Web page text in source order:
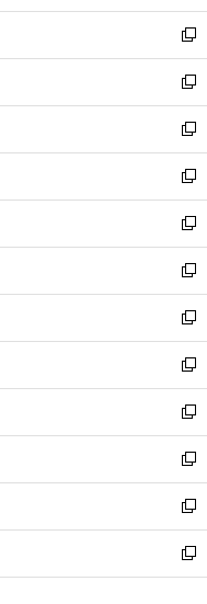
開
く
ウ
で
開
く
ン
ド
ウ
で
開
く
新
し
い
ウ
ィ
ン
ド
ウ
で
開
く
新
し
い
ウ
ィ
ン
ド
ウ
で
開
く
新
し
い
ウ
ィ
ン
ド
ウ
で
開
く
新
し
い
ウ
ィ
ン
ド
ウ
で
開
く
新
し
い
ウ
ィ
ン
ド
ウ
で
開
く
新
し
い
ウ
ィ
ン
ド
ウ
で
開
く
新
し
い
ウ
ィ
ン
ド
ウ
で
開
く
新
し
い
ウ
ィ
ン
ド
ウ
で
開
新
し
い
ウ
ィ
ン
ド
ウ
新
し
い
ウ
ィ
ン
新
し
い
ウ
新
し